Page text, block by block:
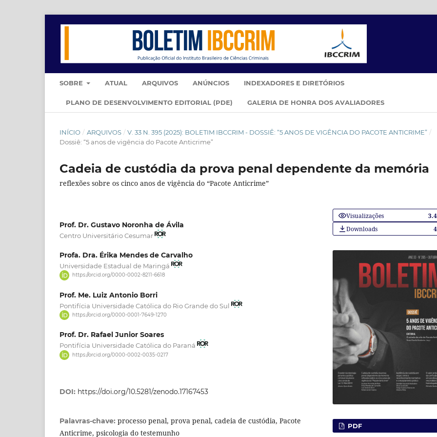
SOBRE ATUAL ARQUIVOS ANÚNCIOS INDEXADORES E DIRETÓRIOS
PLANO DE DESENVOLVIMENTO EDITORIAL (PDE) GALERIA DE HONRA DOS AVALIADORES
INÍCIO / ARQUIVOS / V. 33 N. 395 (2025): BOLETIM IBCCRIM - DOSSIÊ: “5 ANOS DE VIGÊNCIA DO PACOTE ANTICRIME” /
Dossiê: “5 anos de vigência do Pacote Anticrime”
Cadeia de custódia da prova penal dependente da memória
reflexões sobre os cinco anos de vigência do “Pacote Anticrime”
Prof. Dr. Gustavo Noronha de Ávila
Centro Universitário Cesumar
Profa. Dra. Érika Mendes de Carvalho
Universidade Estadual de Maringá
https://orcid.org/0000-0002-8211-6618
Prof. Me. Luiz Antonio Borri
Pontifícia Universidade Católica do Rio Grande do Sul
https://orcid.org/0000-0001-7649-1270
Prof. Dr. Rafael Junior Soares
Pontifícia Universidade Católica do Paraná
https://orcid.org/0000-0002-0035-0217
DOI: https://doi.org/10.5281/zenodo.17167453
Palavras-chave: processo penal, prova penal, cadeia de custódia, Pacote
Anticrime, psicologia do testemunho
Visualizações
Downloads
PDF